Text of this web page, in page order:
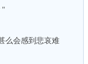
"
么会感到悲哀难